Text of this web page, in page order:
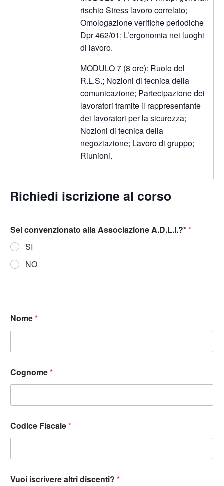
rischio Stress lavoro correlato;
Omologazione verifiche periodiche
Dpr 462/01; L’ergonomia nei luoghi
di lavoro.
MODULO 7 (8 ore): Ruolo del
R.L.S.; Nozioni di tecnica della
comunicazione; Partecipazione dei
lavoratori tramite il rappresentante
dei lavoratori per la sicurezza;
Nozioni di tecnica della
negoziazione; Lavoro di gruppo;
Riunioni.
Richiedi iscrizione al corso
Sei convenzionato alla Associazione A.D.L.I.?**
SI
NO
Nome*
Cognome*
Codice Fiscale*
Vuoi iscrivere altri discenti? *